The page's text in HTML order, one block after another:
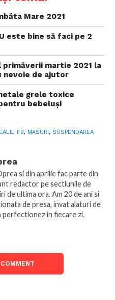
Mare 2021
este bine să faci pe 2
primăverii martie 2021 la
nevoie de ajutor
grele toxice
bebeluși
, FB, MASURI , SUSPENDAREA
si din aprilie fac parte din
redactor pe sectiunile de
de ultima ora. Am 20 de ani si
de presa, invat alaturi de
perfectionez in fiecare zi.